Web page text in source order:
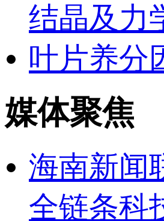
结晶及力
叶片养分
媒体聚焦
海南新闻
全链条科